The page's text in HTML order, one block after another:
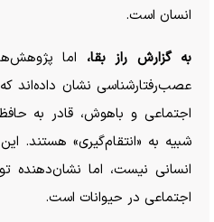
انسان است.
به گزارش راز بقا، اما
عصب‌رفتارشناسی نشان داده‌اند
اجتماعی و باهوش، قادر به
شبیه به «انتقام‌گیری» هستند.
انسانی نیست، اما نشان‌دهنده
اجتماعی در حیوانات است.